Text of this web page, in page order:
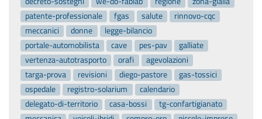
patente-professionale
fgas salute
rinnovo-cqc
meccanici
donne
legge-bilancio
portale-automobilista
cave pes-pav
galliate
vertenza-autotrasporto
orafi
agevolazioni
targa-prova
revisioni diego-pastore
gas-tossici
ospedale
registro-solarium
calendario
delegato-di-territorio
casa-bossi
tg-confartigianato